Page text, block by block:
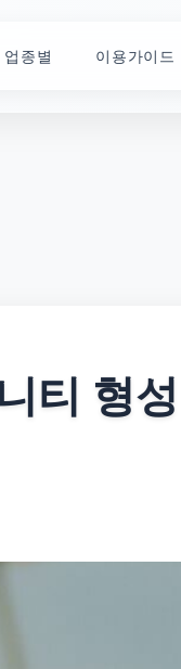
업종별 이용가이드
티 형성